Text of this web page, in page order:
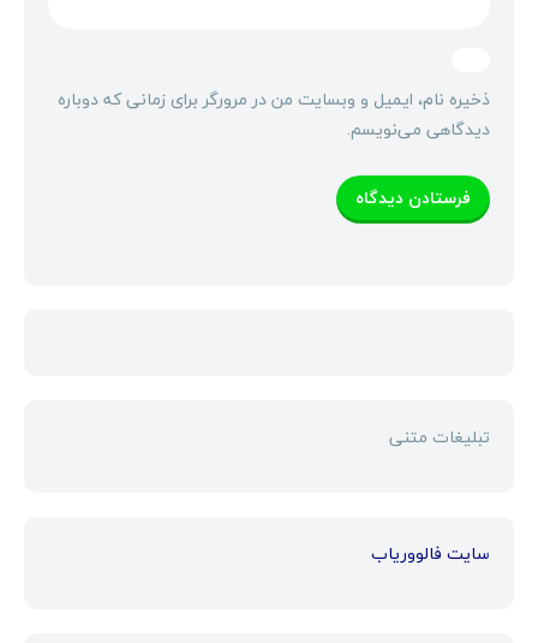
ذخیره نام، ایمیل و وبسایت من در مرورگر برای زمانی که دوباره
دیدگاهی می‌نویسم.
تبلیغات متنی
سایت فالووریاب